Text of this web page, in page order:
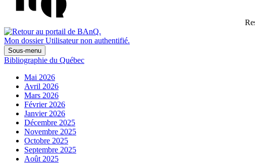
Mon dossier Utilisateur non authentifié.
Sous-menu
Bibliographie du Québec
Mai 2026
Avril 2026
Mars 2026
Février 2026
Janvier 2026
Décembre 2025
Novembre 2025
Octobre 2025
Septembre 2025
Août 2025